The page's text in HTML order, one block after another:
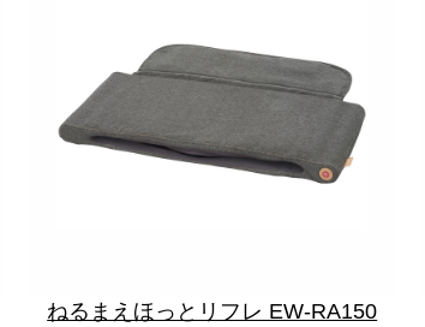
ねるまえほっとリフレ EW-RA150